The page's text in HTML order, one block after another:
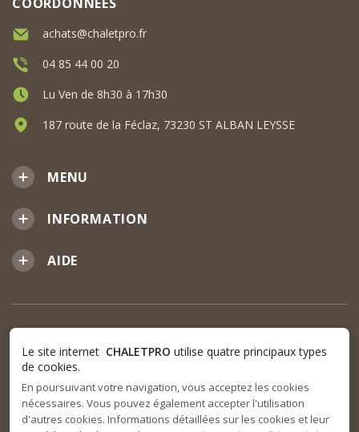
MENU
INFORMATION
AIDE
achats@chaletpro.fr
04 85 44 00 20
Lu Ven de 8h30 à 17h30
187 route de la Féclaz, 73230 ST ALBAN LEYSSE
Le site internet CHALETPRO utilise quatre principaux types
de cookies.
En poursuivant votre navigation, vous acceptez les cookies
nécessaires. Vous pouvez également accepter l'utilisation
d'autres cookies. Informations détaillées sur les cookies et leur